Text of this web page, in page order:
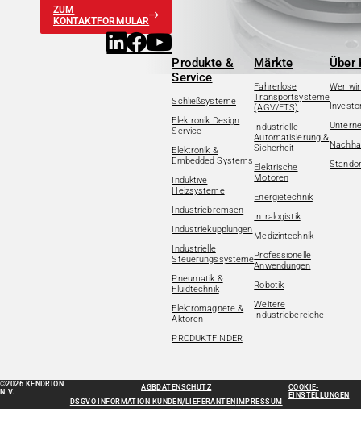
ZUM
KONTAKTFORMULAR
Produkte &
Service
Schließsysteme
Elektronik Design
Service
Elektronik &
Embedded Systems
Induktive
Heizsysteme
Industriebremsen
Industriekupplungen
Industrielle
Steuerungssysteme
Pneumatik &
Fluidtechnik
Elektromagnete &
Aktoren
PRODUKTFINDER
Märkte
Fahrerlose
Transportsysteme
(AGV/FTS)
Industrielle
Automatisierung &
Sicherheit
Elektrische
Motoren
Energietechnik
Intralogistik
Medizintechnik
Professionelle
Anwendungen
Robotik
Weitere
Industriebereiche
Über
Wer
©2026 KENDRION
N.V.
AGBDATENSCHUTZ
DSGVO INFORMATION KUNDEN/LIEFERANTEN IMPRESSUM
COOKIE-
EINSTELLUNGEN